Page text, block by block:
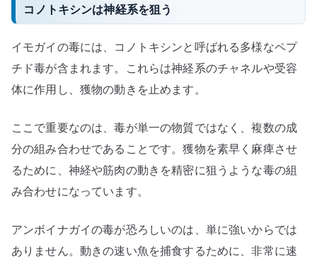
コノトキシンは神経系を狙う
イモガイの毒には、コノトキシンと呼ばれる多様なペプ
チド毒が含まれます。これらは神経系のチャネルや受容
体に作用し、獲物の動きを止めます。
ここで重要なのは、毒が単一の物質ではなく、複数の成
分の組み合わせであることです。獲物を素早く麻痺させ
るために、神経や筋肉の動きを精密に狙うような毒の組
み合わせになっています。
アンボイナガイの毒が恐ろしいのは、単に強いからでは
ありません。動きの速い魚を捕食するために、非常に速